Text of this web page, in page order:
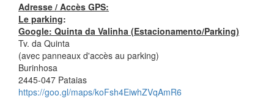
Adresse / Accès GPS:
Le parking:
Google: Quinta da Valinha (Estacionamento/Parking)
Tv. da Quinta
(avec panneaux d'accès au parking)
Burinhosa
2445-047 Pataias
https://goo.gl/maps/koFsh4EiwhZVqAmR6